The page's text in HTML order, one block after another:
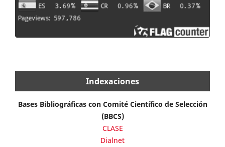
Indexaciones
Bases Bibliográficas con Comité Científico de Selección
(BBCS)
CLASE
Dialnet